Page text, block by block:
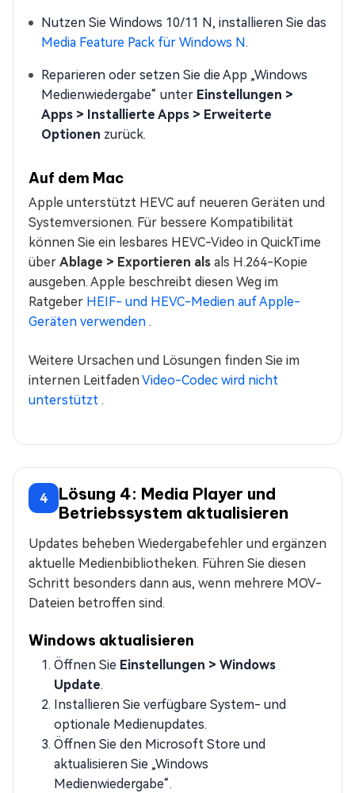
Nutzen Sie Windows 10/11 N, installieren Sie das
Media Feature Pack für Windows N.
Reparieren oder setzen Sie die App „Windows
Medienwiedergabe“ unter Einstellungen >
Apps > Installierte Apps > Erweiterte
Optionen zurück.
Auf dem Mac
Apple unterstützt HEVC auf neueren Geräten und
Systemversionen. Für bessere Kompatibilität
können Sie ein lesbares HEVC-Video in QuickTime
über Ablage > Exportieren als als H.264-Kopie
ausgeben. Apple beschreibt diesen Weg im
Ratgeber HEIF- und HEVC-Medien auf Apple-
Geräten verwenden .
Weitere Ursachen und Lösungen finden Sie im
internen LeitfadenVideo-Codec wird nicht
unterstützt .
4
Lösung 4: Media Player und
Betriebssystem aktualisieren
Updates beheben Wiedergabefehler und ergänzen
aktuelle Medienbibliotheken. Führen Sie diesen
Schritt besonders dann aus, wenn mehrere MOV-
Dateien betroffen sind.
Windows aktualisieren
Öffnen Sie Einstellungen > Windows
Update.
Installieren Sie verfügbare System- und
optionale Medienupdates.
Öffnen Sie den Microsoft Store und
aktualisieren Sie „Windows
Medienwiedergabe“.